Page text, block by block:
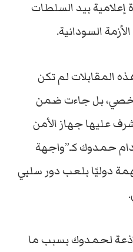
إعلامية بيد السلطات
السودانية.
المقابلات لم تكن
شخصي، بل جاءت ضمن
عليها جهاز الأمن
حمدوك كـ”واجهة
دوليًا بلعب دور سلبي
لحمدوك بسبب ما